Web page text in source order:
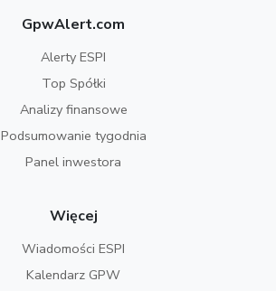
GpwAlert.com
Alerty ESPI
Top Spółki
Analizy finansowe
Podsumowanie tygodnia
Panel inwestora
Więcej
Wiadomości ESPI
Kalendarz GPW